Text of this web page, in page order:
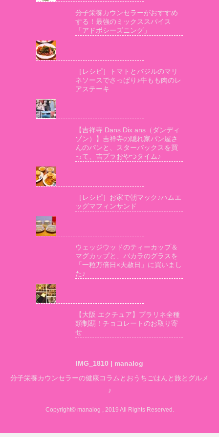
分子栄養カウンセラーがおすすめ
する！最強のミックススパイス
「アドボシーズニング」
［レシピ］トマトとバジルのマリ
ネソースでさっぱり♪牛もも肉のレ
アステーキ
【吉祥寺 Dans Dix ans（ダンディ
ゾン）】吉祥寺の隠れ家パン屋さ
んのパンと、スターバックスを買
って、吉ブラおやつタイム♪
［レシピ］お家で朝マック♪ハムエ
ッグマフィンサンド
ウェッジウッドのティーカップ＆
マグカップと、バカラのグラスを
「一粒万倍日×天赦日」に買いまし
た♪
【大阪 エクチュア】プラリネ全種
類制覇！チョコレートのお取り寄
せ
IMG_1810 | manalog
分子栄養カウンセラーの健康コラムとおうちごはんと旅とグルメ
♪
Copyright© manalog , 2019 All Rights Reserved.